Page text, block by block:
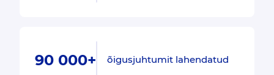
90 000+ õigusjuhtumit lahendatud